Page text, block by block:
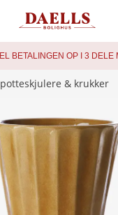
BETALINGEN OP I 3 DELE
& krukker